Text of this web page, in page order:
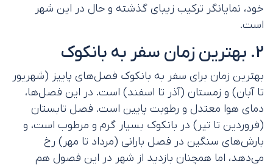
خود، نمایانگر ترکیب زیبای گذشته و حال در این شهر
است.
2. بهترین زمان سفر به بانکوک
بهترین زمان برای سفر به بانکوک فصل‌های پاییز (شهریور
تا آبان) و زمستان (آذر تا اسفند) است. در این فصل‌ها،
دمای هوا معتدل و رطوبت پایین است. فصل تابستان
(فروردین تا تیر) در بانکوک بسیار گرم و مرطوب است، و
بارش‌های سنگین در فصل بارانی (مرداد تا مهر) رخ
می‌دهد، اما همچنان بازدید از شهر در این فصول هم